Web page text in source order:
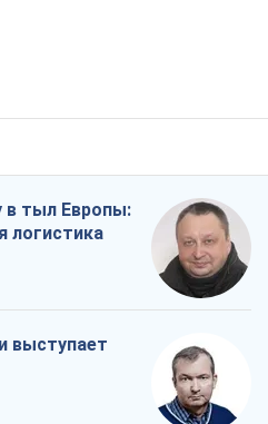
в тыл Европы:
логистика
выступает